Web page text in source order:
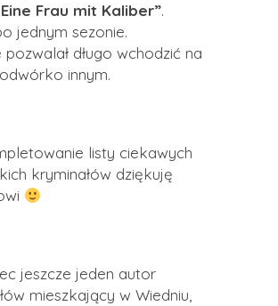
Frau mit Kaliber”.
jednym sezonie.
pozwalał długo wchodzić na
innym.
listy ciekawych
kryminałów dziękuję
jeszcze jeden autor
mieszkający w Wiedniu,